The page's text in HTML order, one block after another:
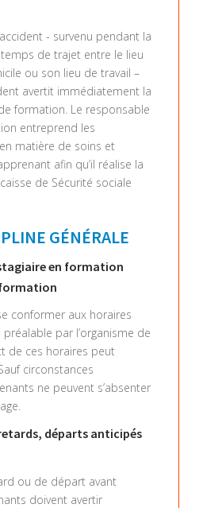
- survenu pendant la
de trajet entre le lieu
ou son lieu de travail –
avertit immédiatement la
formation. Le responsable
entreprend les
matière de soins et
afin qu’il réalise la
de Sécurité sociale
GÉNÉRALE
en formation
conformer aux horaires
par l’organisme de
de ces horaires peut
circonstances
ne peuvent s’absenter
départs anticipés
ou de départ avant
doivent avertir